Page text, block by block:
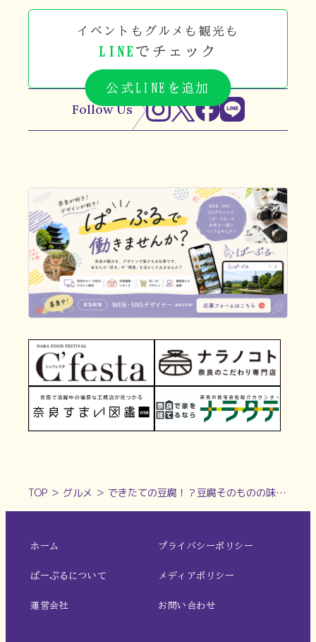
イベントもグルメも観光も
LINE でチェック
公式LINEを追加
Follow Us
TOP ＞ グルメ ＞ できたての豆腐！？豆腐そのものの味を愉しんで | 竹中豆腐工房
ホーム
ぱーぷるについて
運営会社
プライバシーポリシー
メディアポリシー
お問い合わせ